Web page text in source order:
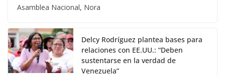
Asamblea Nacional, Nora
Delcy Rodríguez plantea bases para
relaciones con EE.UU.: “Deben
sustentarse en la verdad de
Venezuela”